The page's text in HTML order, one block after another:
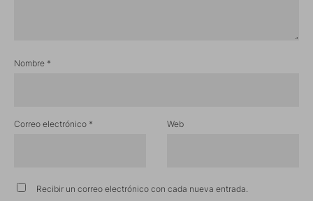
Nombre *
Correo electrónico * Web
Recibir un correo electrónico con cada nueva entrada.